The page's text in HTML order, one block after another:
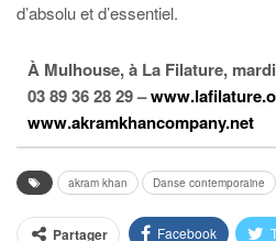
d’absolu et d’essentiel.
À Mulhouse, à La Filature,
03 89 36 28 29 –
www.akramkhancompany.net
akram khan Danse contemporaine
Partager Facebook